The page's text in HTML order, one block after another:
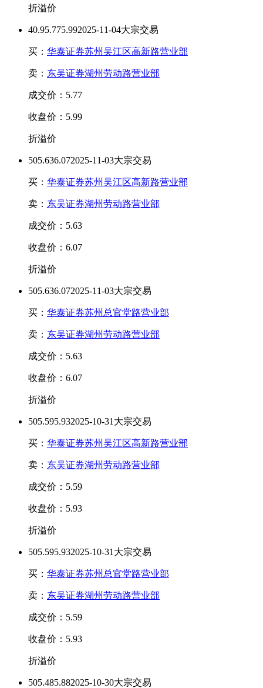
折溢价
40.95.775.992025-11-04大宗交易
买： 华泰证券苏州吴江区高新路营业部
卖： 东吴证券湖州劳动路营业部
成交价：5.77
收盘价：5.99
折溢价
505.636.072025-11-03大宗交易
买： 华泰证券苏州吴江区高新路营业部
卖： 东吴证券湖州劳动路营业部
成交价：5.63
收盘价：6.07
折溢价
505.636.072025-11-03大宗交易
买： 华泰证券苏州总官堂路营业部
卖： 东吴证券湖州劳动路营业部
成交价：5.63
收盘价：6.07
折溢价
505.595.932025-10-31大宗交易
买： 华泰证券苏州吴江区高新路营业部
卖： 东吴证券湖州劳动路营业部
成交价：5.59
收盘价：5.93
折溢价
505.595.932025-10-31大宗交易
买： 华泰证券苏州总官堂路营业部
卖： 东吴证券湖州劳动路营业部
成交价：5.59
收盘价：5.93
折溢价
505.485.882025-10-30大宗交易